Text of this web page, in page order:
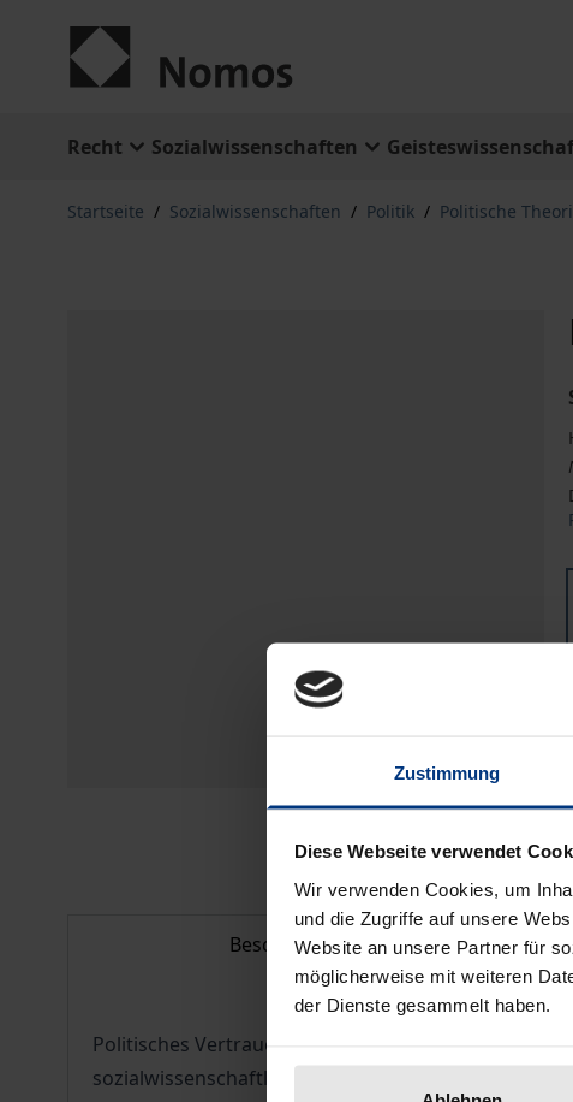
Zustimmung
Diese Webseite verwendet
Wir verwenden Cookies, um
und die Zugriffe auf unsere
Website an unsere Partner für
möglicherweise mit weiteren
der Dienste gesammelt haben.
Recht Sozialwissenschaften
Startseite / Sozialwissenschaften / Politik / Politische
Beschreibung
Politisches Vertrauen als Grundkategorie sozialer
sozialwissenschaftlichen Aufmerksamkeit gerückt.